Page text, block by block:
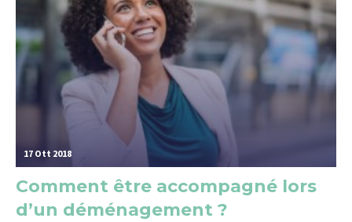
17 Ott 2018
Comment être accompagné lors
d’un déménagement ?